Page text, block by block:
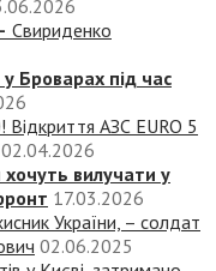
Свириденко
Броварах під час
АЗС EURO 5
02.04.2026
хочуть вилучати у
17.03.2026
України, – солдат
02.06.2025